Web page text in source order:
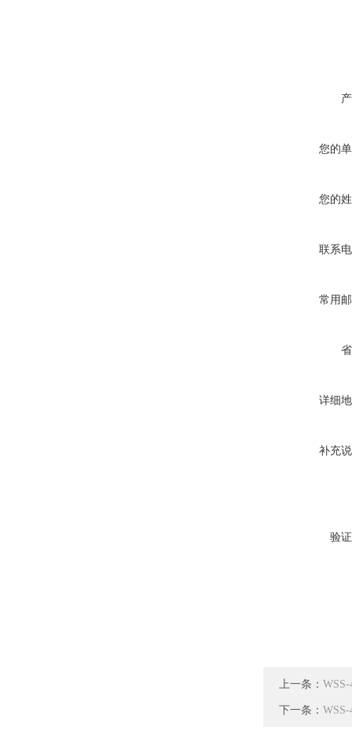
您的
您的
联系
常用
详细
补充
验
上一条：
下一条：